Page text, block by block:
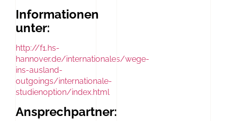
Informationen
unter:
http://f1.hs-
hannover.de/internationales/wege-
ins-ausland-
outgoings/internationale-
studienoption/index.html
Ansprechpartner: